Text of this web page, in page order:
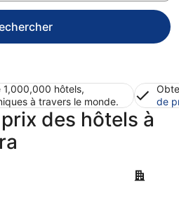
1,000,000 hôtels,
à travers le monde.
de
des hôtels à
Delémont